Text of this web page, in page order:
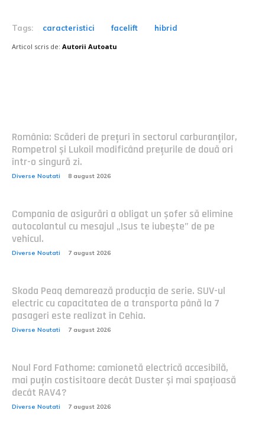
Tags: caracteristici facelift hibrid
Articol scris de: Autorii Autoatu
România: Scăderi de prețuri în sectorul carburanților,
Rompetrol și Lukoil modificând prețurile de două ori
într-o singură zi.
Diverse Noutati 8 august 2026
Compania de asigurări a obligat un șofer să elimine
autocolantul cu mesajul „Isus te iubește” de pe
vehicul.
Diverse Noutati 7 august 2026
Skoda Peaq demarează producția de serie. SUV-ul
electric cu capacitatea de a transporta până la 7
pasageri este realizat în Cehia.
Diverse Noutati 7 august 2026
Noul Ford Fathome: camionetă electrică accesibilă,
mai puțin costisitoare decât Duster și mai spațioasă
decât RAV4?
Diverse Noutati 7 august 2026